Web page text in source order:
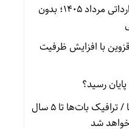
فروش فوری خودروهای وارداتی مرداد ۱۴۰۵؛ بدون
با افزایش ظرفیت
رسید؟
اینترنت در تسخیر ربات‌ها / ترافیک بات‌ها تا ۵ سال
خواهد شد